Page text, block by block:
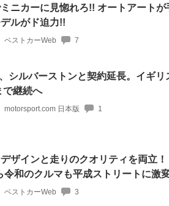
ニカーに見惚れろ!! オートアート
ルがド迫力!!
ベストカーWeb 7
シルバーストンと契約延長。イギリ
で継続へ
motorsport.com 日本版 1
デザインと走りのクオリティを両立
令和のクルマも平成ストリートに激
ベストカーWeb 3